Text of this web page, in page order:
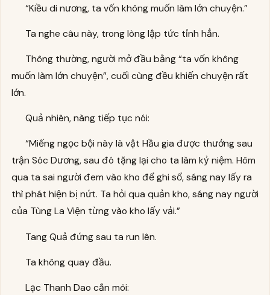
“Kiều di nương, ta vốn không muốn làm lớn chuyện.”
Ta nghe câu này, trong lòng lập tức tỉnh hẳn.
Thông thường, người mở đầu bằng “ta vốn không
muốn làm lớn chuyện”, cuối cùng đều khiến chuyện rất
lớn.
Quả nhiên, nàng tiếp tục nói:
“Miếng ngọc bội này là vật Hầu gia được thưởng sau
trận Sóc Dương, sau đó tặng lại cho ta làm kỷ niệm. Hôm
qua ta sai người đem vào kho để ghi sổ, sáng nay lấy ra
thì phát hiện bị nứt. Ta hỏi qua quản kho, sáng nay người
của Tùng La Viện từng vào kho lấy vải.”
Tang Quả đứng sau ta run lên.
Ta không quay đầu.
Lạc Thanh Dao cắn môi: